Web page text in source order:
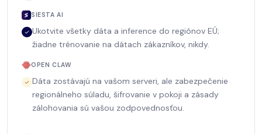
SIESTA AI
Ukotvite všetky dáta a inference do regiónov EÚ;
žiadne trénovanie na dátach zákazníkov, nikdy.
OPEN CLAW
Dáta zostávajú na vašom serveri, ale zabezpečenie
regionálneho súladu, šifrovanie v pokoji a zásady
zálohovania sú vašou zodpovednosťou.